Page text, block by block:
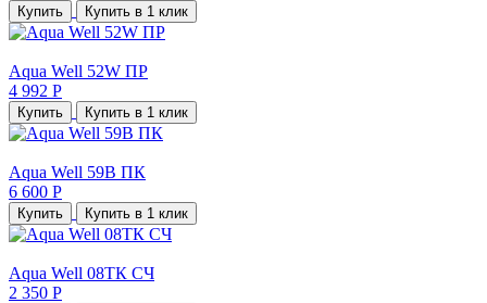
Купить Купить в 1 клик
Aqua Well 52W ПР
4 992 Р
Купить Купить в 1 клик
Aqua Well 59В ПК
6 600 Р
Купить Купить в 1 клик
Aqua Well 08TК CЧ
2 350 Р